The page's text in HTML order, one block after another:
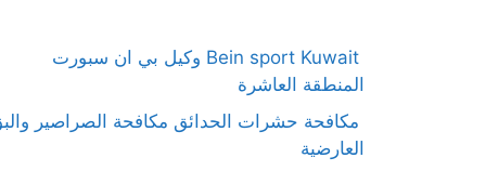
Bein sport Kuwait وكيل بي ان سبورت
المنطقة العاشرة
مكافحة حشرات الحدائق مكافحة الصراصير
العارضية